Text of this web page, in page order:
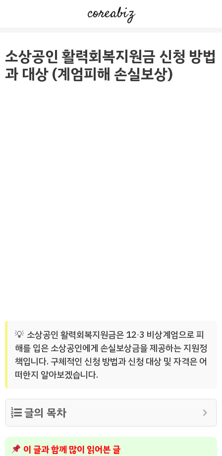
건
너
coreabiz
소상공인 활력회복지원금 신청 방법
과 대상 (계엄피해 손실보상)
소상공인 활력회복지원금은 12∙3 비상계엄으로 피
해를 입은 소상공인에게 손실보상금을 제공하는 지원정
책입니다. 구체적인 신청 방법과 신청 대상 및 자격은 어
떠한지 알아보겠습니다.
글의 목차
이 글과 함께 많이 읽어본 글